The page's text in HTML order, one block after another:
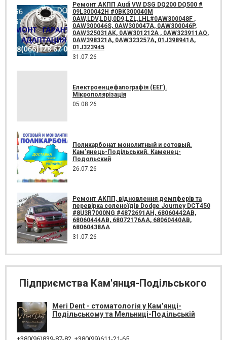
Ремонт АКПП Audi VW DSG DQ200 DQ500 #
09L300042H #0BK300040M
0AW,LDV,LDU,0D9,LZL,LHL#0AW300048F ,
0AW300046S, 0AW300047A, 0AW300046P,
0AW325031AK, 0AW301212A , 0AW323911AQ,
0AW398321A, 0AW323257A, 01J398941A,
01J323945
31.07.26
Електроенцефалографія (ЕЕГ).
Мікрополярізація
05.08.26
Поликарбонат монолитный и сотовый.
Кам'янець-Подільський. Каменец-
Подольский
26.07.26
Ремонт АКПП, відновлення демпферів та
перевірка соленоїдів Dodge Journey DCT450
#8U3R7000NG #4872691AH, 68060442AB,
68060444AB, 68072176AA, 68060440AB,
68060438AA
31.07.26
Підприємства Кам'янця-Подільського
Meri Dent - стоматологія у Кам’янці-
Подільському та Мельниці-Подільській